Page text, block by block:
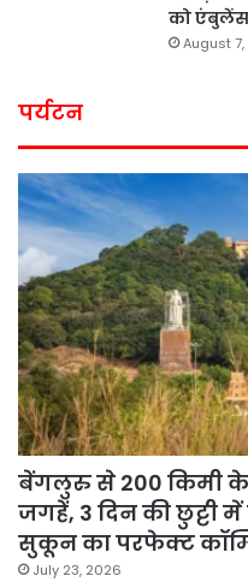
को एंबुलेंस
August
पर्यटन
बेंगलुरु से 200 किमी के
जगहें, 3 दिन की छुट्टी
सुकून का परफेक्ट
July 23, 2026